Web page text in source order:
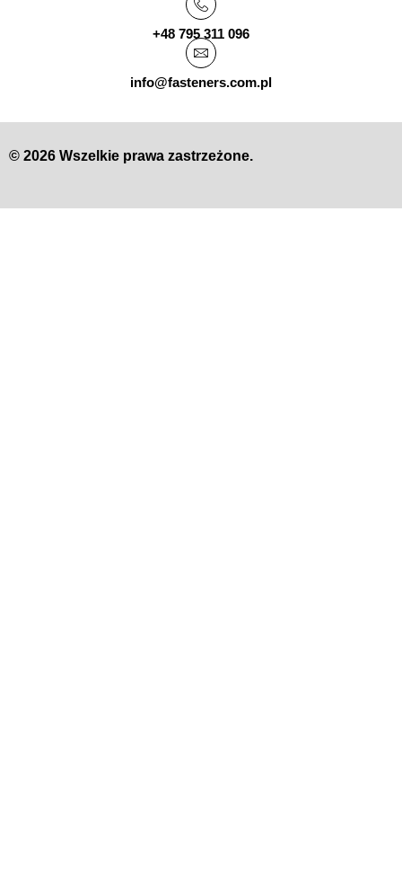
+48 795 311 096
info@fasteners.com.pl
© 2026 Wszelkie prawa zastrzeżone.